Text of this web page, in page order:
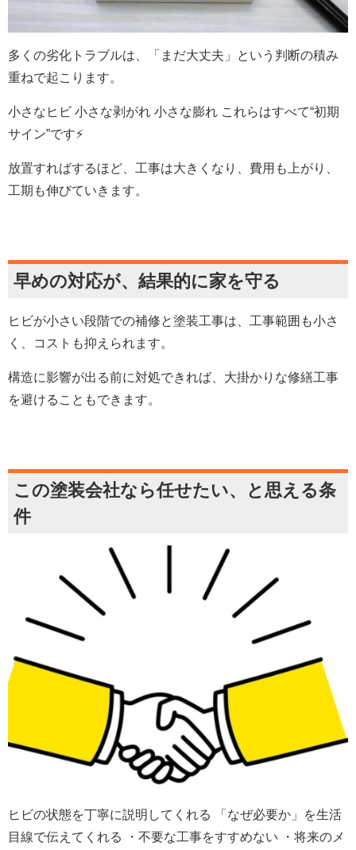
多くの劣化トラブルは、「まだ大丈夫」という判断の積み
重ねで起こります。
小さなヒビ 小さな剥がれ 小さな膨れ これらはすべて“初期
サイン”です⚡️
放置すればするほど、工事は大きくなり、費用も上がり、
工期も伸びていきます。
早めの対応が、結果的に家を守る
ヒビが小さい段階での補修と塗装工事は、工事範囲も小さ
く、コストも抑えられます。
構造に影響が出る前に対処できれば、大掛かりな修繕工事
を避けることもできます。
この塗装会社なら任せたい、と思える条
件
ヒビの状態を丁寧に説明してくれる 「なぜ必要か」を生活
目線で伝えてくれる ・不要な工事をすすめない ・将来のメ